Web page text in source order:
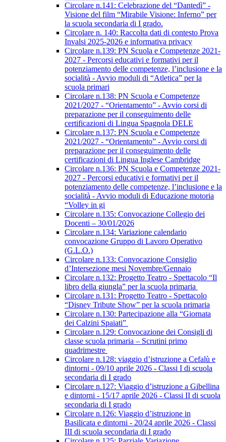
Circolare n.141: Celebrazione del “Dantedì” -
Visione del film “Mirabile Visione: Inferno” per
la scuola secondaria di I grado.
Circolare n. 140: Raccolta dati di contesto Prova
Invalsi 2025-2026 e informativa privacy
Circolare n.139: PN Scuola e Competenze 2021-
2027 - Percorsi educativi e formativi per il
potenziamento delle competenze, l’inclusione e la
socialità - Avvio moduli di “Atletica” per la
scuola primari
Circolare n.138: PN Scuola e Competenze
2021/2027 - “Orientamento” - Avvio corsi di
preparazione per il conseguimento delle
certificazioni di Lingua Spagnola DELE
Circolare n.137: PN Scuola e Competenze
2021/2027 - “Orientamento” - Avvio corsi di
preparazione per il conseguimento delle
certificazioni di Lingua Inglese Cambridge
Circolare n.136: PN Scuola e Competenze 2021-
2027 - Percorsi educativi e formativi per il
potenziamento delle competenze, l’inclusione e la
socialità - Avvio moduli di Educazione motoria
“Volley in gi
Circolare n.135: Convocazione Collegio dei
Docenti – 30/01/2026
Circolare n.134: Variazione calendario
convocazione Gruppo di Lavoro Operativo
(G.L.O.)
Circolare n.133: Convocazione Consiglio
d’Intersezione mesi Novembre/Gennaio
Circolare n.132: Progetto Teatro - Spettacolo “Il
libro della giungla” per la scuola primaria
Circolare n.131: Progetto Teatro - Spettacolo
“Disney Tribute Show” per la scuola primaria
Circolare n.130: Partecipazione alla “Giornata
dei Calzini Spaiati”
Circolare n.129: Convocazione dei Consigli di
classe scuola primaria – Scrutini primo
quadrimestre
Circolare n.128: viaggio d’istruzione a Cefalù e
dintorni - 09/10 aprile 2026 - Classi I di scuola
secondaria di I grado
Circolare n.127: Viaggio d’istruzione a Gibellina
e dintorni - 15/17 aprile 2026 - Classi II di scuola
secondaria di I grado
Circolare n.126: Viaggio d’istruzione in
Basilicata e dintorni - 20/24 aprile 2026 - Classi
III di scuola secondaria di I grado